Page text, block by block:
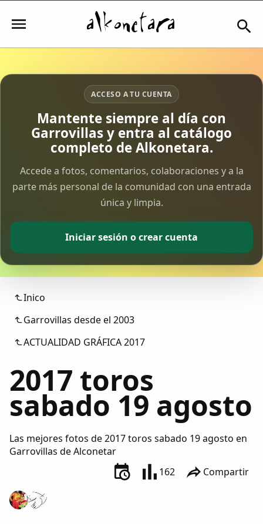
Iniciar sesión
Mi Cuenta
El Tiempo
Comunidad
Colaboradores
AlkoTV
Periódico Alconétar
Foros
Idiosincrasia
Traductor
ACCESO A TU CUENTA
Mantente siempre al día con
Garrovillas y entra al catálogo
completo de Alkonetara.
Accede a fotos, comentarios, colaboraciones y a la
parte más personal de la comunidad con una entrada
única y limpia.
Iniciar sesión o crear cuenta
Inico
Garrovillas desde el 2003
ACTUALIDAD GRÁFICA 2017
2017 toros
sabado 19 agosto
Las mejores fotos de 2017 toros sabado 19 agosto en
Garrovillas de Alconetar
162
Compartir